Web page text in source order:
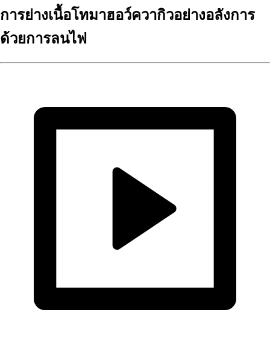
การย่างเนื้อโทมาฮอว์ควากิวอย่างอลังการ
ด้วยการลนไฟ